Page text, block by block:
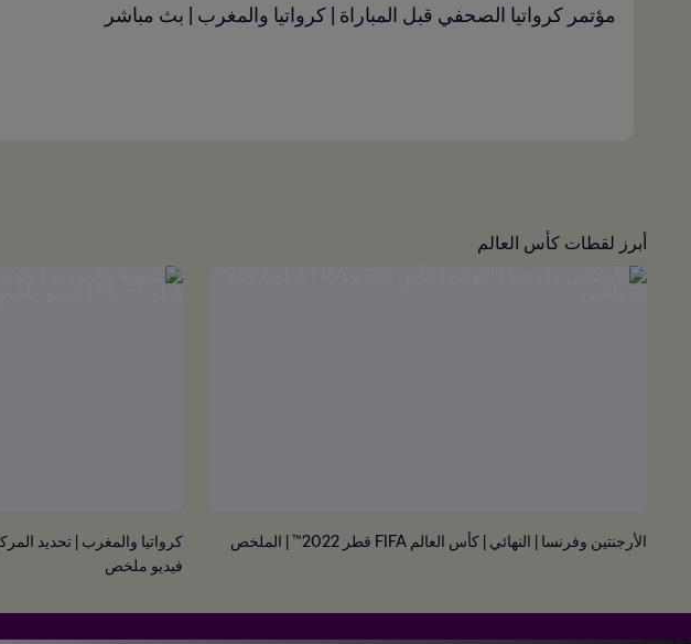
مؤتمر كرواتيا الصحفي قبل المباراة | كرواتيا والمغرب | بث مباشر
أبرز لقطات كأس العالم
الأرجنتين وفرنسا | النهائي | كأس العالم FIFA قطر 2022™ | الملخص
فيديو ملخص